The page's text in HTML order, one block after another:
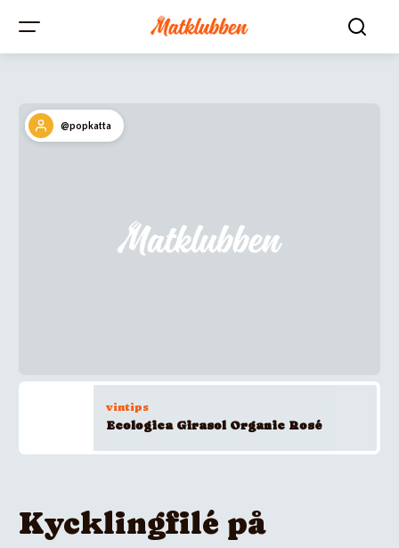
@popkatta
vintips
Ecologica Girasol Organic Rosé
Kycklingfilé på